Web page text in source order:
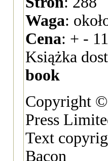
Waga:
Cena: + -
Książka
book
Copyright
Press
Text
Bacon